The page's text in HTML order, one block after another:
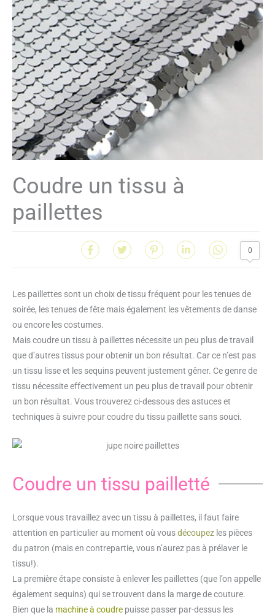
Coudre un tissu à
paillettes
0
Les paillettes sont un choix de tissu fréquent pour les tenues de
soirée, les tenues de fête mais également les vêtements de danse
ou encore les costumes.
Mais coudre un tissu à paillettes nécessite un peu plus de travail
que d’autres tissus pour obtenir un bon résultat. Car ce n’est pas
un tissu lisse et les sequins peuvent justement gêner. Ce genre de
tissu nécessite effectivement un peu plus de travail pour obtenir
un bon résultat. Vous trouverez ci-dessous des astuces et
techniques à suivre pour coudre du tissu paillette sans souci.
Coudre un tissu pailletté
Lorsque vous travaillez avec un tissu à paillettes, il faut faire
attention en particulier au moment où vousdécoupez les pièces
du patron (mais en contrepartie, vous n’aurez pas à prélaver le
tissu!).
La première étape consiste à enlever les paillettes (que l’on appelle
également sequins) qui se trouvent dans la marge de couture.
Bien que la machine à coudre puisse passer par-dessus les